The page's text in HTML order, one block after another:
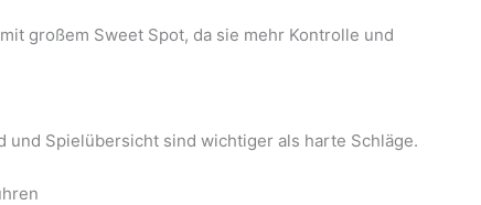
mit großem Sweet Spot, da sie mehr Kontrolle und
und Spielübersicht sind wichtiger als harte Schläge.